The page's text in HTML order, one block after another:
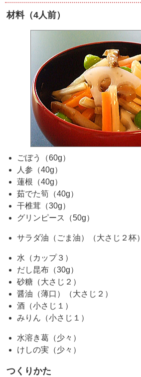
材料（4人前）
ごぼう（60g）
人参（40g）
蓮根（40g）
茹でた筍（40g）
干椎茸（30g）
グリンピース（50g）
サラダ油（ごま油）（大さじ２杯）
水（カップ３）
だし昆布（30g）
砂糖（大さじ２）
醤油（薄口）（大さじ２）
酒（小さじ１）
みりん（小さじ１）
水溶き葛（少々）
けしの実（少々）
つくりかた